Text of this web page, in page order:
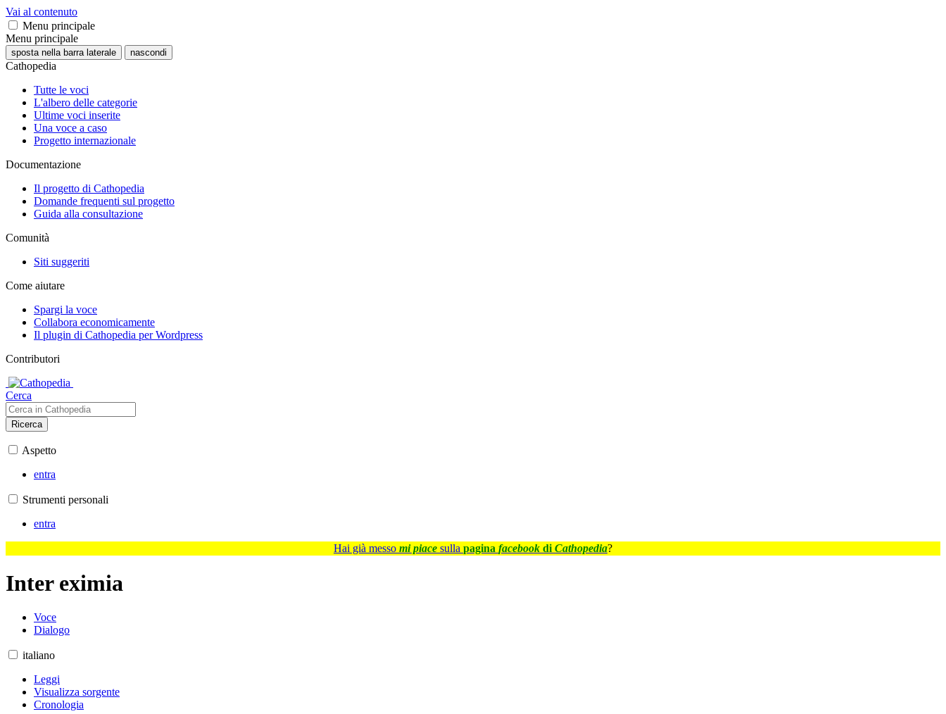
Vai al contenuto
Menu principale
Menu principale
sposta nella barra laterale nascondi
Cathopedia
Tutte le voci
L'albero delle categorie
Ultime voci inserite
Una voce a caso
Progetto internazionale
Documentazione
Il progetto di Cathopedia
Domande frequenti sul progetto
Guida alla consultazione
Comunità
Siti suggeriti
Come aiutare
Spargi la voce
Collabora economicamente
Il plugin di Cathopedia per Wordpress
Contributori
Cerca
Ricerca
Aspetto
entra
Strumenti personali
entra
Hai già messo mi piace sulla pagina facebook di Cathopedia?
Inter eximia
Voce
Dialogo
italiano
Leggi
Visualizza sorgente
Cronologia